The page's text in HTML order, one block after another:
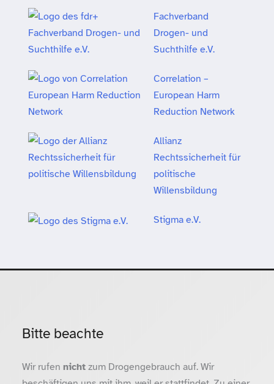
Fachverband
Drogen- und
Suchthilfe e.V.
Correlation –
European Harm
Reduction Network
Allianz
Rechtssicherheit für
politische
Willensbildung
Stigma e.V.
Bitte beachte
Wir rufen nichtzum Drogengebrauch auf. Wir